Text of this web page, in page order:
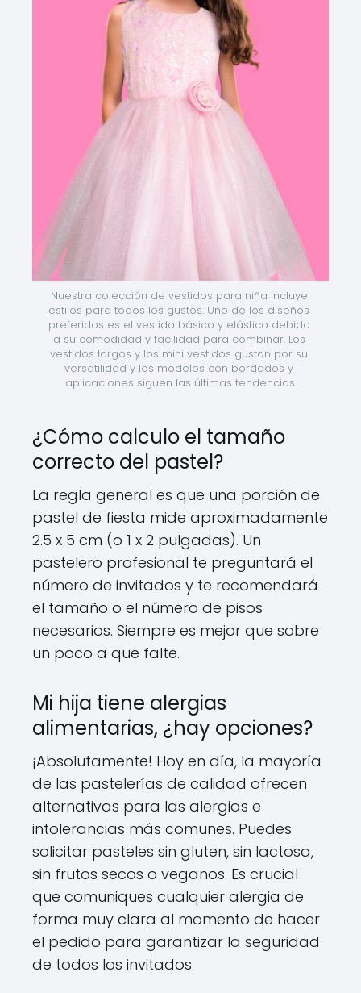
Nuestra colección de vestidos para niña incluye
estilos para todos los gustos. Uno de los diseños
preferidos es el vestido básico y elástico debido
a su comodidad y facilidad para combinar. Los
vestidos largos y los mini vestidos gustan por su
versatilidad y los modelos con bordados y
aplicaciones siguen las últimas tendencias.
¿Cómo calculo el tamaño
correcto del pastel?
La regla general es que una porción de
pastel de fiesta mide aproximadamente
2.5 x 5 cm (o 1 x 2 pulgadas). Un
pastelero profesional te preguntará el
número de invitados y te recomendará
el tamaño o el número de pisos
necesarios. Siempre es mejor que sobre
un poco a que falte.
Mi hija tiene alergias
alimentarias, ¿hay opciones?
¡Absolutamente! Hoy en día, la mayoría
de las pastelerías de calidad ofrecen
alternativas para las alergias e
intolerancias más comunes. Puedes
solicitar pasteles sin gluten, sin lactosa,
sin frutos secos o veganos. Es crucial
que comuniques cualquier alergia de
forma muy clara al momento de hacer
el pedido para garantizar la seguridad
de todos los invitados.